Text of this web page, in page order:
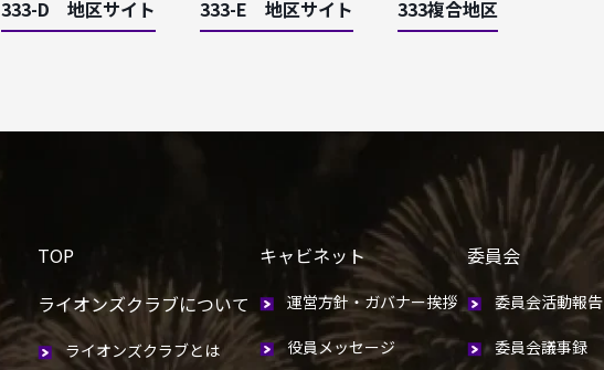
333-D 地区サイト 333-E 地区サイト 333複合地区
TOP
ライオンズクラブについて
ライオンズクラブとは
キャビネット
運営方針・ガバナー挨拶
役員メッセージ
委員会
委員会活動報告
委員会議事録